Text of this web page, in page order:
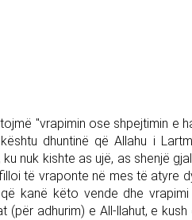
"vrapimin ose shpejtimin e
dhuntinë që Allahu i
nuk kishte as ujë, as shenjë
të vraponte në mes të atyre
kanë këto vende dhe
(për adhurim) e All-llahut, e